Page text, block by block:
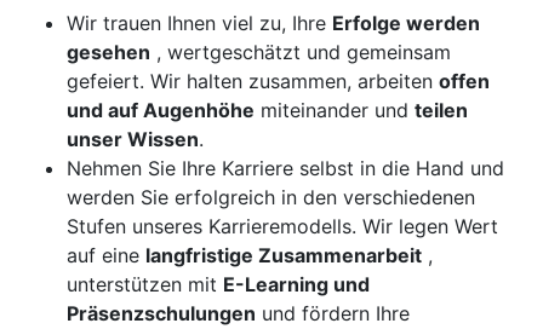
Wir trauen Ihnen viel zu, Ihre Erfolge werden
gesehen , wertgeschätzt und gemeinsam
gefeiert. Wir halten zusammen, arbeiten offen
und auf Augenhöhe miteinander und teilen
unser Wissen.
Nehmen Sie Ihre Karriere selbst in die Hand und
werden Sie erfolgreich in den verschiedenen
Stufen unseres Karrieremodells. Wir legen Wert
auf eine langfristige Zusammenarbeit ,
unterstützen mit E-Learning und
Präsenzschulungen und fördern Ihre